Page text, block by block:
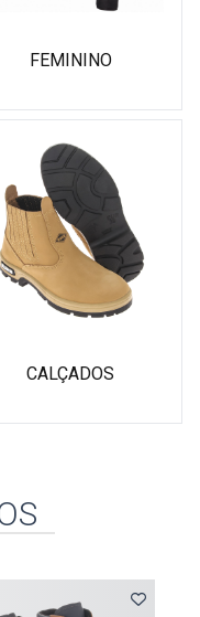
FEMININO
CALÇADOS